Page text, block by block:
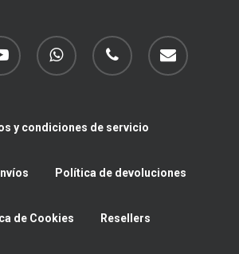
whatsapp phone email
y condiciones de servicio
Política de devoluciones
de Cookies Resellers